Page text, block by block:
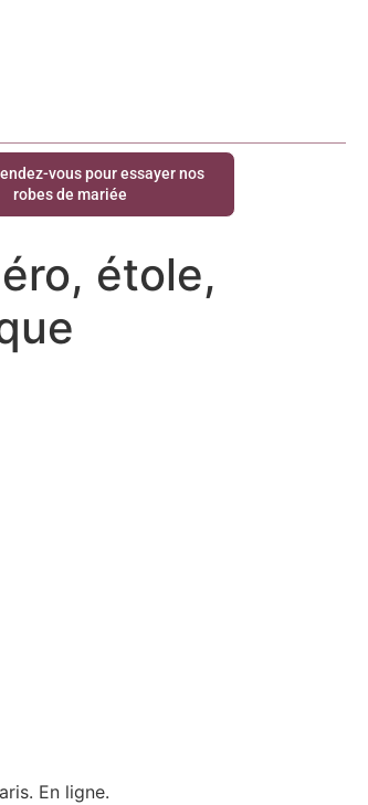
vous pour essayer nos
robes de mariée
étole,
En ligne.